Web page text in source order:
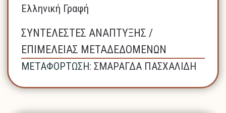
Ελληνική Γραφή
ΣΥΝΤΕΛΕΣΤΕΣ ΑΝΑΠΤΥΞΗΣ /
ΕΠΙΜΕΛΕΙΑΣ ΜΕΤΑΔΕΔΟΜΕΝΩΝ
ΜΕΤΑΦΟΡΤΩΣΗ: ΣΜΑΡΑΓΔΑ ΠΑΣΧΑΛΙΔΗ